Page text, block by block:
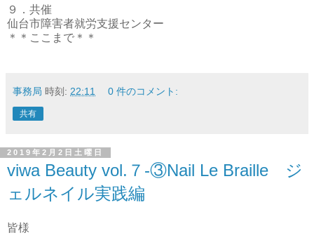
９．共催
仙台市障害者就労支援センター
＊＊ここまで＊＊
事務局 時刻: 22:11 0 件のコメント:
共有
2019年2月2日土曜日
viwa Beauty vol.７-③Nail Le Braille ジ
ェルネイル実践編
皆様